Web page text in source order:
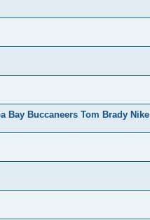
Bay Buccaneers Tom Brady Nike